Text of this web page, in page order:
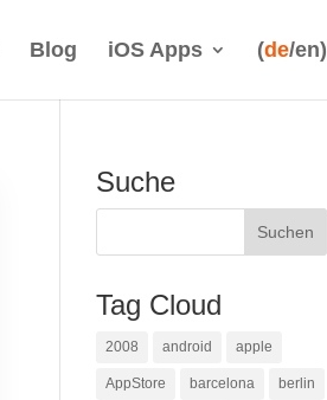
Blog iOS Apps (de/en)
Suche
Tag Cloud
2008 android apple
AppStore barcelona berlin